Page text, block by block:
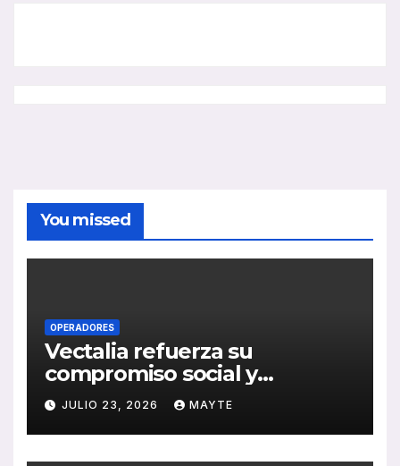
You missed
OPERADORES
Vectalia refuerza su
compromiso social y
medioambiental con la
publicación de su Memoria
de RSC 2025
JULIO 23, 2026 MAYTE